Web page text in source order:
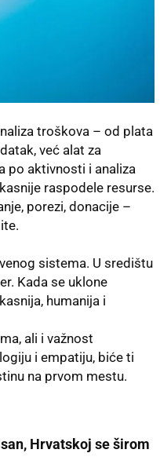
troškova – od plata
već alat za
po aktivnosti i analiza
raspodele resurse.
porezi, donacije –
sistema. U središtu
Kada se uklone
humanija i
ali i važnost
i empatiju, biće ti
na prvom mestu.
Hrvatskoj se širom